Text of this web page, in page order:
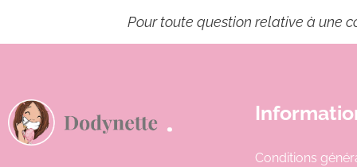
Pour toute question relative à une
Conditions